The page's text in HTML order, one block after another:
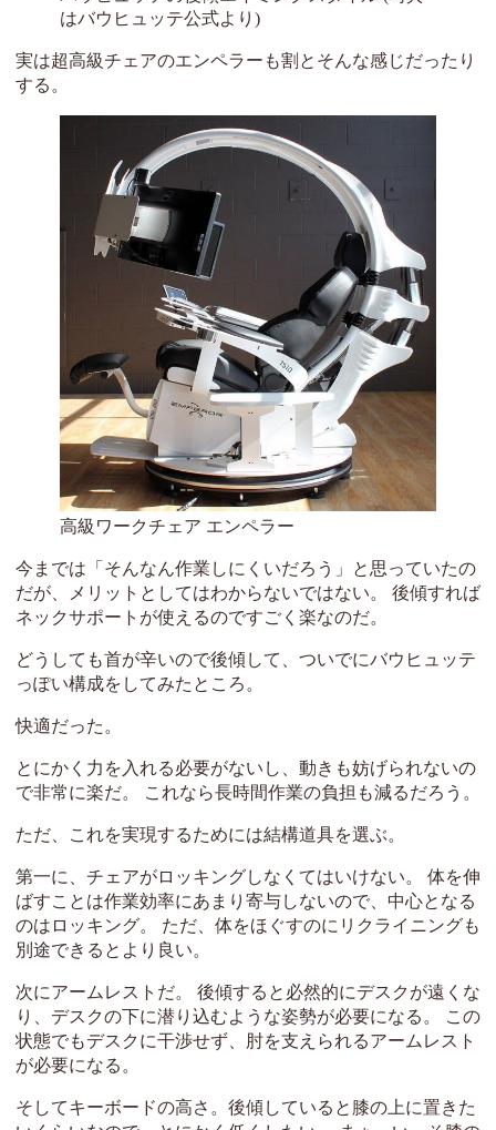
はバウヒュッテ公式より)
実は超高級チェアのエンペラーも割とそんな感じだったり
する。
高級ワークチェア エンペラー
今までは「そんなん作業しにくいだろう」と思っていたの
だが、メリットとしてはわからないではない。 後傾すれば
ネックサポートが使えるのですごく楽なのだ。
どうしても首が辛いので後傾して、ついでにバウヒュッテ
っぽい構成をしてみたところ。
快適だった。
とにかく力を入れる必要がないし、動きも妨げられないの
で非常に楽だ。 これなら長時間作業の負担も減るだろう。
ただ、これを実現するためには結構道具を選ぶ。
第一に、チェアがロッキングしなくてはいけない。 体を伸
ばすことは作業効率にあまり寄与しないので、中心となる
のはロッキング。 ただ、体をほぐすのにリクライニングも
別途できるとより良い。
次にアームレストだ。 後傾すると必然的にデスクが遠くな
り、デスクの下に潜り込むような姿勢が必要になる。 この
状態でもデスクに干渉せず、肘を支えられるアームレスト
が必要になる。
そしてキーボードの高さ。後傾していると膝の上に置きた